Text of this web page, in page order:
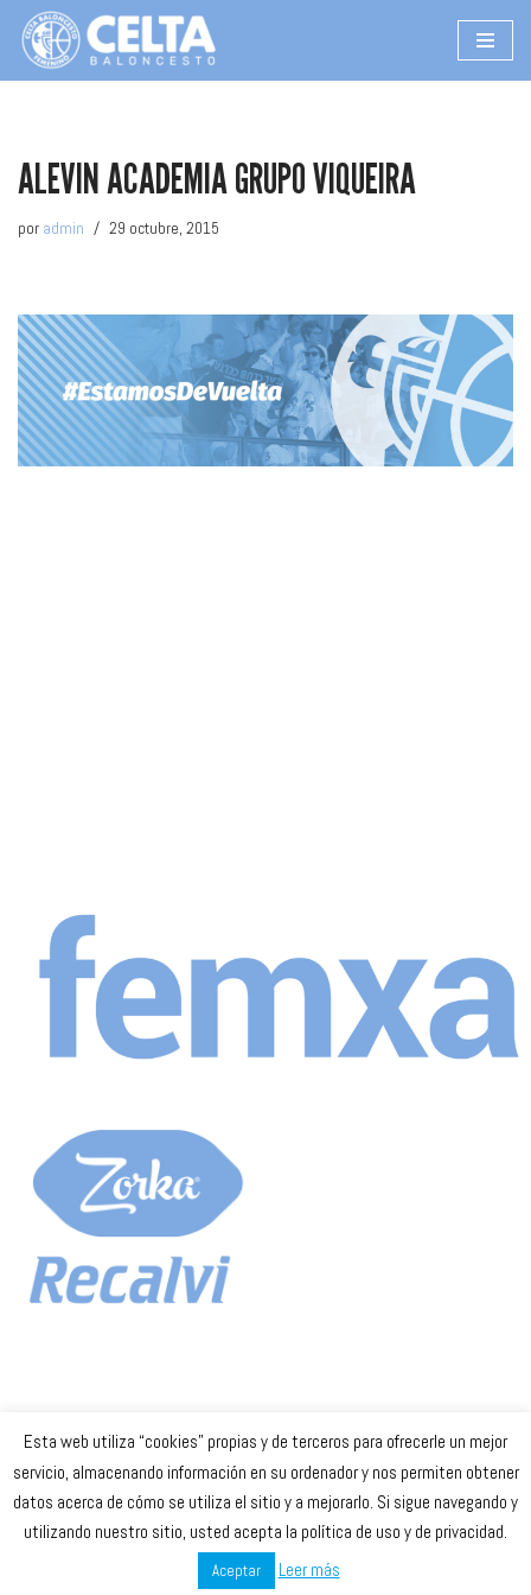
Saltar
ALEVIN ACADEMIA GRUPO VIQUEIRA
por admin 29 octubre, 2015
Celta Baloncesto Femenino. 2023
secretaria@celtabaloncesto.com
Esta web utiliza “cookies” propias y de terceros para ofrecerle un mejor
servicio, almacenando información en su ordenador y nos permiten obtener
datos acerca de cómo se utiliza el sitio y a mejorarlo. Si sigue navegando y
utilizando nuestro sitio, usted acepta la política de uso y de privacidad.
Aceptar Leer más